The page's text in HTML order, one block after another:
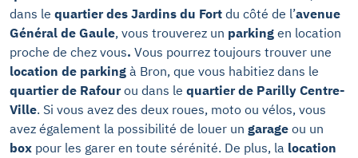
dans le quartier des Jardins du Fort du côté de l’avenue
Général de Gaule, vous trouverez un parking en location
proche de chez vous. Vous pourrez toujours trouver une
location de parking à Bron, que vous habitiez dans le
quartier de Rafourou dans le quartier de Parilly Centre-
Ville. Si vous avez des deux roues, moto ou vélos, vous
avez également la possibilité de louer un garage ou un
box pour les garer en toute sérénité. De plus, la location